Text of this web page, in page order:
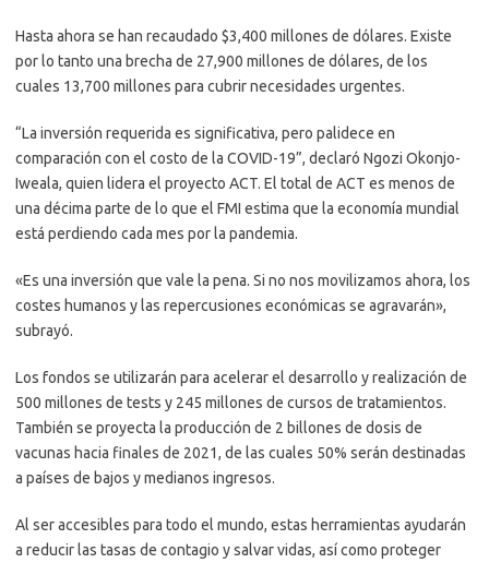
Hasta ahora se han recaudado $3,400 millones de dólares. Existe
por lo tanto una brecha de 27,900 millones de dólares, de los
cuales 13,700 millones para cubrir necesidades urgentes.
“La inversión requerida es significativa, pero palidece en
comparación con el costo de la COVID-19”, declaró Ngozi Okonjo-
Iweala, quien lidera el proyecto ACT. El total de ACT es menos de
una décima parte de lo que el FMI estima que la economía mundial
está perdiendo cada mes por la pandemia.
«Es una inversión que vale la pena. Si no nos movilizamos ahora, los
costes humanos y las repercusiones económicas se agravarán»,
subrayó.
Los fondos se utilizarán para acelerar el desarrollo y realización de
500 millones de tests y 245 millones de cursos de tratamientos.
También se proyecta la producción de 2 billones de dosis de
vacunas hacia finales de 2021, de las cuales 50% serán destinadas
a países de bajos y medianos ingresos.
Al ser accesibles para todo el mundo, estas herramientas ayudarán
a reducir las tasas de contagio y salvar vidas, así como proteger